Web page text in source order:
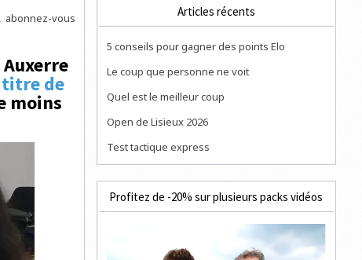
vous
titre de
moins
Articles récents
5 conseils pour gagner des points Elo
Le coup que personne ne voit
Quel est le meilleur coup
Open de Lisieux 2026
Test tactique express
Profitez de -20% sur plusieurs packs vidéos